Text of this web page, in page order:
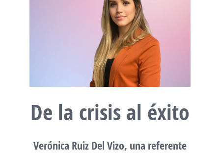
De la crisis al éxito
Verónica Ruiz Del Vizo, una referente